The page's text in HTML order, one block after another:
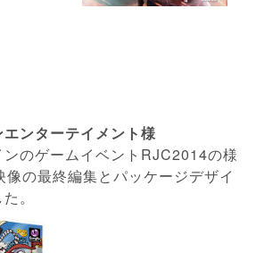
ンターテイメント様
のゲームイベントRJC2014の様
像の最終編集とパッケージデザイ
。